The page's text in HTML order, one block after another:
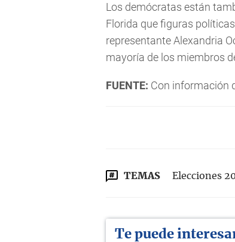
Los demócratas están
Florida que figuras
representante Alexandria
mayoría de los miembros
FUENTE: Con información
TEMAS Elecciones
Te puede